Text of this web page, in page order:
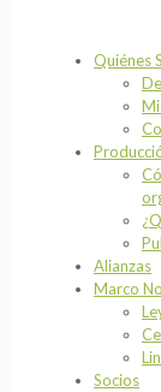
Quiénes
Alianzas
Marco
Socios